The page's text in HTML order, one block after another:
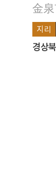
金
지리
경상